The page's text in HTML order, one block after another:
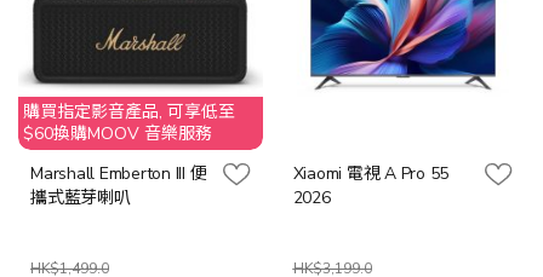
購買指定影音產品, 可享低至
$60換購MOOV 音樂服務
Marshall Emberton III 便
攜式藍芽喇叭
HK$1,499.0
Xiaomi 電視 A Pro 55
2026
HK$3,199.0